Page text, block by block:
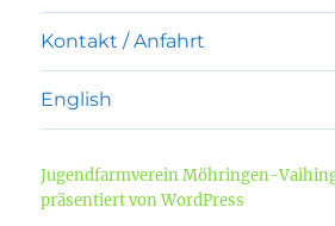
Kontakt / Anfahrt
English
Jugendfarmverein Möhringen-
präsentiert von WordPress